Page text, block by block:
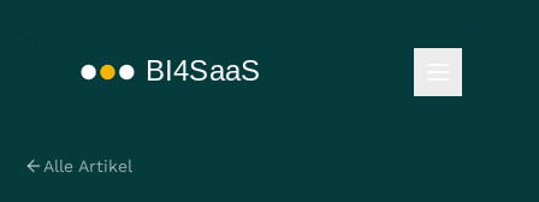
Alle Artikel